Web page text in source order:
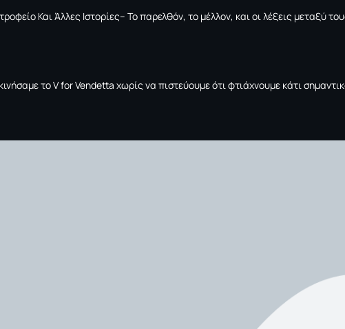
Και Άλλες Ιστορίες– Το παρελθόν, το μέλλον, και οι λέξεις μεταξύ
το V for Vendetta χωρίς να πιστεύουμε ότι φτιάχνουμε κάτι